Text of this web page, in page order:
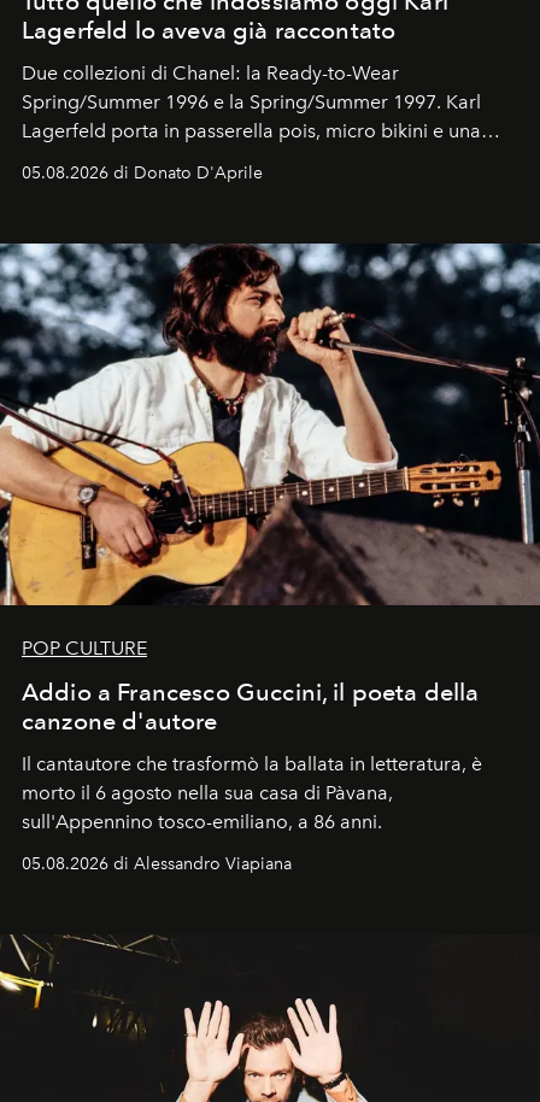
Lagerfeld lo aveva già raccontato
Due collezioni di Chanel: la Ready-to-Wear
Spring/Summer 1996 e la Spring/Summer 1997. Karl
Lagerfeld porta in passerella pois, micro bikini e una
logomania pensata per la spiaggia
Kate, Claudia e Carla una dietro l'altra. Trent'anni dopo,
uno dei documenti più contemporanei che abbiamo.
05.08.2026 di Donato D'Aprile
POP CULTURE
Addio a Francesco Guccini, il poeta della
canzone d'autore
Il cantautore che trasformò la ballata in letteratura, è
morto il 6 agosto nella sua casa di Pàvana,
sull'Appennino tosco-emiliano, a 86 anni.
05.08.2026 di Alessandro Viapiana